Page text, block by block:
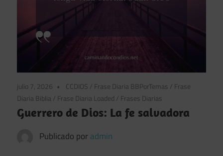
julio 7, 2026 CCDIOS / Frase Diaria BBPorTemas / Frase
Diaria Biblia / Frase Diaria Loaded / Frases Diarias
Guerrero de Dios: La fe salvadora
Publicado por admin